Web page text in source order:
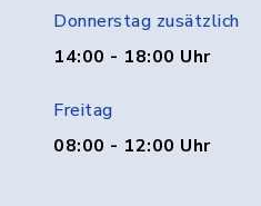
Donnerstag zusätzlich
14:00 - 18:00 Uhr
Freitag
08:00 - 12:00 Uhr